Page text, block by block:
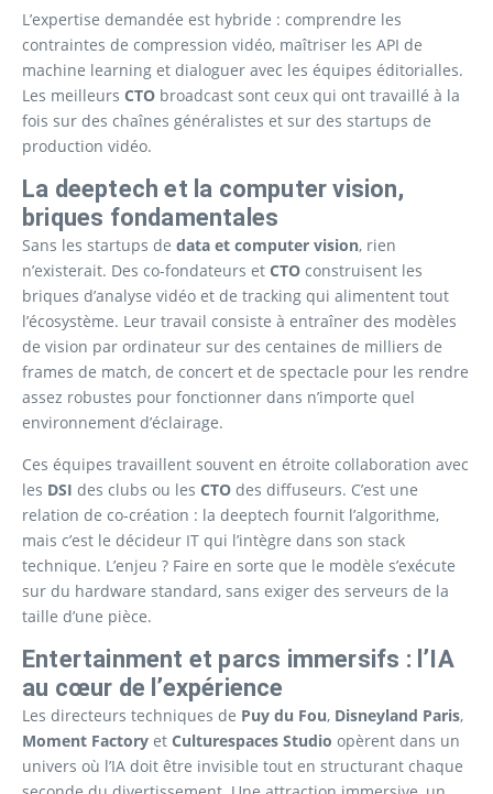
L’expertise demandée est hybride : comprendre les
contraintes de compression vidéo, maîtriser les API de
machine learning et dialoguer avec les équipes éditorialles.
Les meilleurs CTO broadcast sont ceux qui ont travaillé à la
fois sur des chaînes généralistes et sur des startups de
production vidéo.
La deeptech et la computer vision,
briques fondamentales
Sans les startups de data et computer vision, rien
n’existerait. Des co-fondateurs et CTO construisent les
briques d’analyse vidéo et de tracking qui alimentent tout
l’écosystème. Leur travail consiste à entraîner des modèles
de vision par ordinateur sur des centaines de milliers de
frames de match, de concert et de spectacle pour les rendre
assez robustes pour fonctionner dans n’importe quel
environnement d’éclairage.
Ces équipes travaillent souvent en étroite collaboration avec
les DSI des clubs ou les CTO des diffuseurs. C’est une
relation de co-création : la deeptech fournit l’algorithme,
mais c’est le décideur IT qui l’intègre dans son stack
technique. L’enjeu ? Faire en sorte que le modèle s’exécute
sur du hardware standard, sans exiger des serveurs de la
taille d’une pièce.
Entertainment et parcs immersifs : l’IA
au cœur de l’expérience
Les directeurs techniques de Puy du Fou, Disneyland Paris,
Moment Factory et Culturespaces Studio opèrent dans un
univers où l’IA doit être invisible tout en structurant chaque